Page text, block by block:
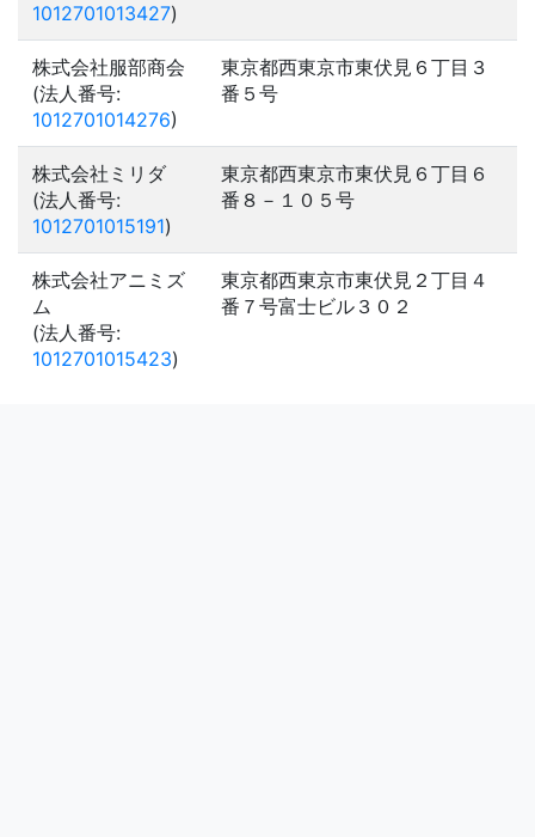
1012701013427)
株式会社服部商会
(法人番号:
1012701014276)
東京都西東京市東伏見６丁目３
番５号
株式会社ミリダ
(法人番号:
1012701015191)
東京都西東京市東伏見６丁目６
番８－１０５号
株式会社アニミズ
ム
(法人番号:
1012701015423)
東京都西東京市東伏見２丁目４
番７号富士ビル３０２